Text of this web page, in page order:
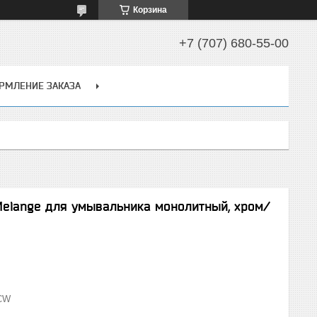
Корзина
+7 (707) 680-55-00
ЗАКАЗА
для умывальника монолитный, хром/